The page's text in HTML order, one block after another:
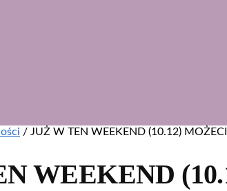
/ JUŻ W TEN WEEKEND (10.12)
WEEKEND